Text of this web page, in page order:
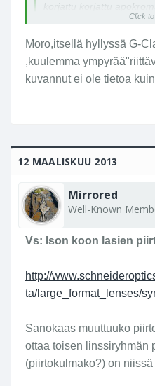
korjattu korjattu
Claronilla tehtyjä
kontrasti oli
varmaan kaikkein paras
huokoset voi laskea
eli tarkentuu
Click
Click to
Moro,itsellä hyllyssä G-
,kuulemma
kuvannut ei ole tietoa
12 MAALISKUU 2013
Mirrored
Well-Known
Vs: Ison koon lasien
http://
ta/large_format_lenses/
Sanokaas muuttuuko
ottaa toisen linssiryhmän
(piirtokulmako?) on